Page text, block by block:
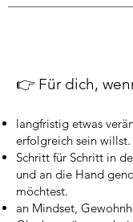
👉 Für dich,
langfristig etwas
erfolgreich sein willst.
Schritt für Schritt in
und an die Hand
möchtest.
an Mindset,